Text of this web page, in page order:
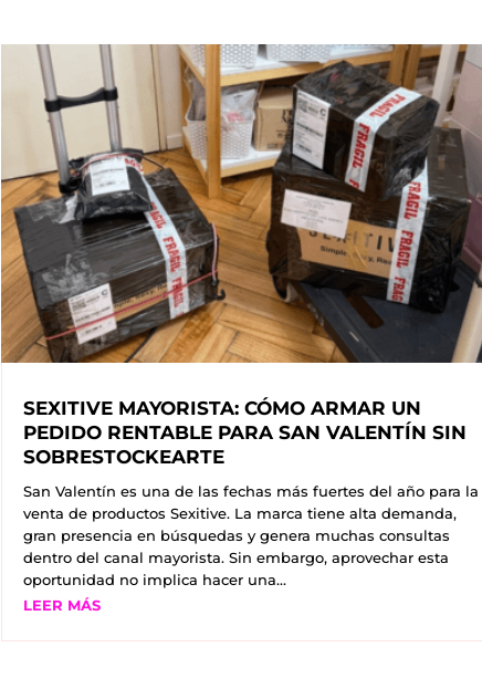
SEXITIVE MAYORISTA: CÓMO ARMAR UN
PEDIDO RENTABLE PARA SAN VALENTÍN SIN
SOBRESTOCKEARTE
San Valentín es una de las fechas más fuertes del año para la
venta de productos Sexitive. La marca tiene alta demanda,
gran presencia en búsquedas y genera muchas consultas
dentro del canal mayorista. Sin embargo, aprovechar esta
oportunidad no implica hacer una...
LEER MÁS